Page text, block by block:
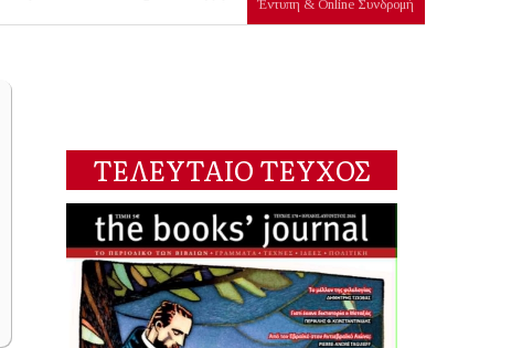
Έντυπη & Online Συνδρομή
ΤΕΛΕΥΤΑΙΟ ΤΕΥΧΟΣ